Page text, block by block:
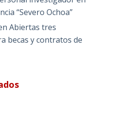
“Severo Ochoa”
Abiertas tres
becas y contratos de